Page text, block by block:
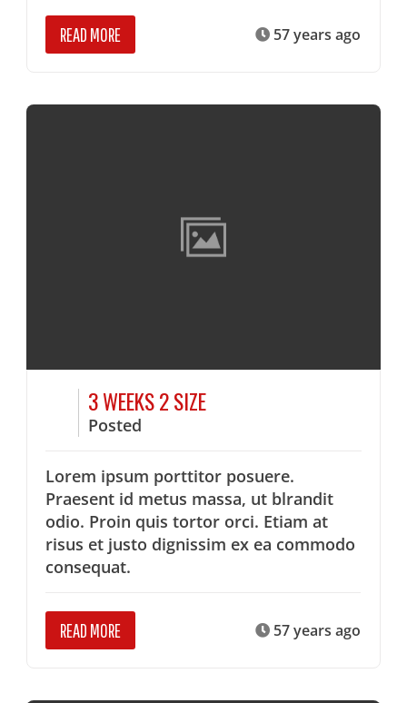
READ MORE 57 years ago
3 WEEKS 2 SIZE
Posted
Lorem ipsum porttitor posuere.
Praesent id metus massa, ut blrandit
odio. Proin quis tortor orci. Etiam at
risus et justo dignissim ex ea commodo
consequat.
READ MORE 57 years ago